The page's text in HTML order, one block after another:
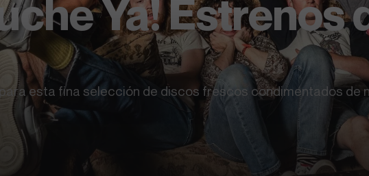
Ya! Estrenos
esta fina selección de discos frescos condimentados de